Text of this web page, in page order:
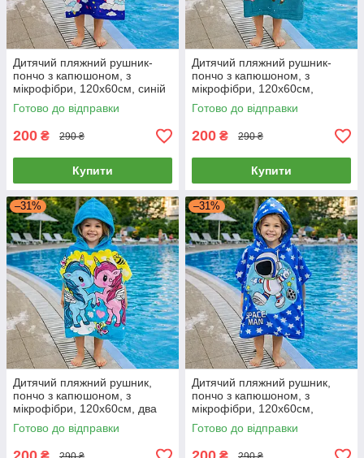
Дитячий пляжний рушник-
пончо з капюшоном, з
мікрофібри, 120х60см, синій
колір, веселка
Готово до відправки
200 ₴ 290 ₴
Купити
Дитячий пляжний рушник-
пончо з капюшоном, з
мікрофібри, 120х60см,
блакитний колір, єдиноріг
Готово до відправки
200 ₴ 290 ₴
Купити
–31%
Дитячий пляжний рушник,
пончо з капюшоном, з
мікрофібри, 120х60см, два
єдинороги
Готово до відправки
–31%
Дитячий пляжний рушник,
пончо з капюшоном, з
мікрофібри, 120х60см,
космонавт
Готово до відправки